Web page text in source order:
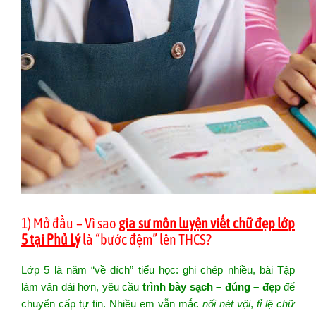
1) Mở đầu – Vì sao gia sư môn luyện viết chữ đẹp lớp
5 tại Phủ Lýlà “bước đệm” lên THCS?
Lớp 5 là năm “về đích” tiểu học: ghi chép nhiều, bài Tập
làm văn dài hơn, yêu cầu trình bày sạch – đúng – đẹpđể
chuyển cấp tự tin. Nhiều em vẫn mắc nối nét vội, tỉ lệ chữ